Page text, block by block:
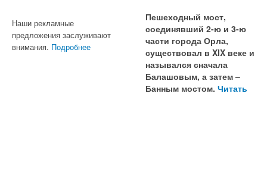
Наши рекламные
предложения заслуживают
внимания. Подробнее
Пешеходный мост,
соединявший 2-ю и 3-ю
части города Орла,
существовал в XIX веке и
назывался сначала
Балашовым, а затем –
Банным мостом. Читать